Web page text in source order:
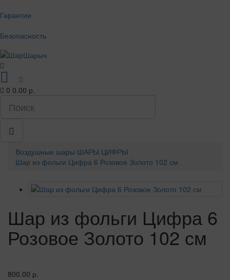
Гарантии
Безопасность
0 0.00 р.
Воздушные шары ШАРЫ ЦИФРЫ
Шар из фольги Цифра 6 Розовое Золото 102 см
Шар из фольги Цифра 6
Розовое Золото 102 см
800.00 р.